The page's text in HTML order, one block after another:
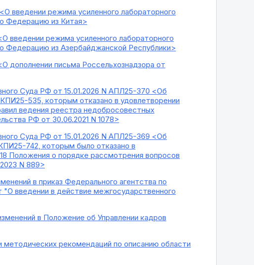
введении режима усиленного лабораторного
Федерацию из Китая>
введении режима усиленного лабораторного
Федерацию из Азербайджанской Республики>
дополнении письма Россельхознадзора от
Суда РФ от 15.01.2026 N АПЛ25-370 <Об
535, которым отказано в удовлетворении
ведения реестра недобросовестных
РФ от 30.06.2021 N 1078>
Суда РФ от 15.01.2026 N АПЛ25-369 <Об
742, которым было отказано в
Положения о порядке рассмотрения вопросов
N 889>
в приказ Федерального агентства по
"О введении в действие межгосударственного
в Положение об Управлении кадров
рекомендаций по описанию области